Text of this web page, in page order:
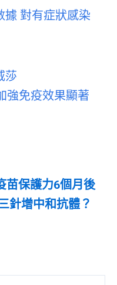
據 對有症狀感染
莎
強免疫效果顯著
苗保護力6個月後
針增中和抗體？